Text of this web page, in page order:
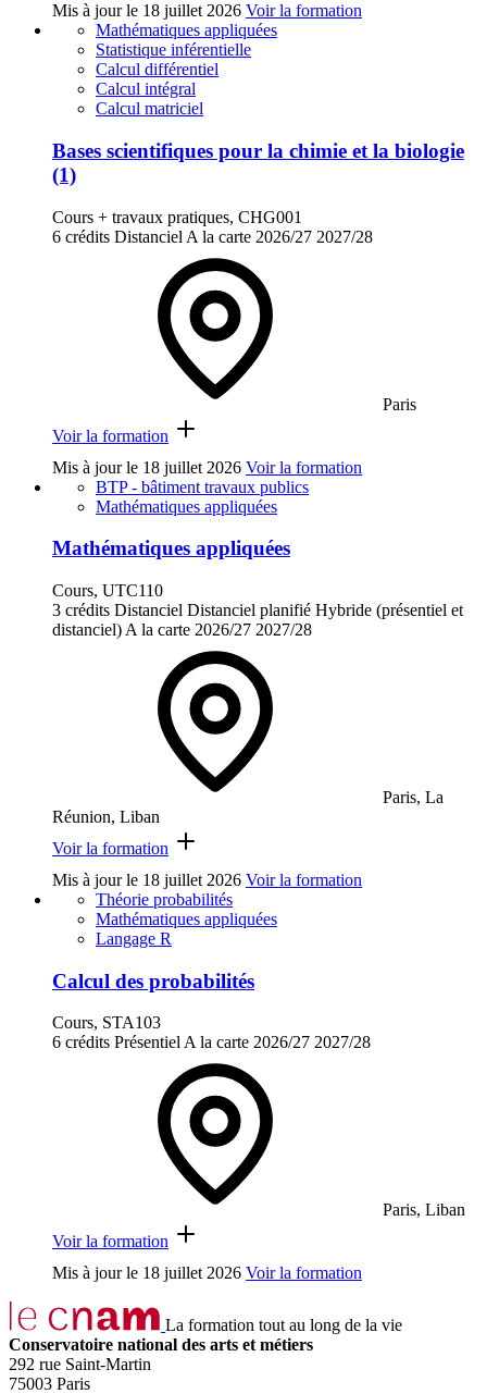
Mis à jour le 18 juillet 2026 Voir la formation
Mathématiques appliquées
Statistique inférentielle
Calcul différentiel
Calcul intégral
Calcul matriciel
Bases scientifiques pour la chimie et la biologie
(1)
Cours + travaux pratiques, CHG001
6 crédits Distanciel A la carte 2026/27 2027/28
Paris
Voir la formation
Mis à jour le 18 juillet 2026 Voir la formation
BTP - bâtiment travaux publics
Mathématiques appliquées
Mathématiques appliquées
Cours, UTC110
3 crédits Distanciel Distanciel planifié Hybride (présentiel et
distanciel) A la carte 2026/27 2027/28
Paris, La
Réunion, Liban
Voir la formation
Mis à jour le 18 juillet 2026 Voir la formation
Théorie probabilités
Mathématiques appliquées
Langage R
Calcul des probabilités
Cours, STA103
6 crédits PrésentielA la carte 2026/27 2027/28
Paris, Liban
Voir la formation
Mis à jour le 18 juillet 2026 Voir la formation
La formation tout au long de la vie
Conservatoire national des arts et métiers
292 rue Saint-Martin
75003 Paris